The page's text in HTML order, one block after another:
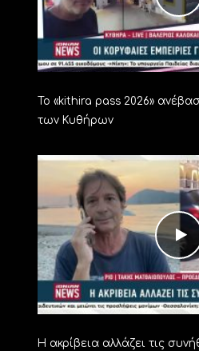
Το «kithira pass 2026»
των Κυθήρων
Η ακρίβεια αλλάζει τις